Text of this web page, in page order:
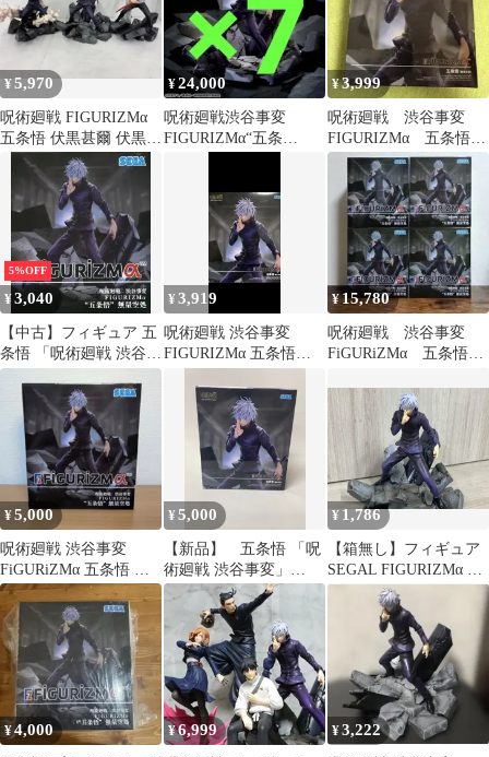
¥5,970
呪術廻戦 FIGURIZMα
五条悟 伏黒甚爾 伏黒恵
3体セット
¥24,000
呪術廻戦渋谷事変
FIGURIZMα“五条
¥3,999
呪術廻戦 渋谷事変
FIGURIZMα 五条悟
無量空処 フィギュア
5%OFF
¥3,040
【中古】フィギュア 五
条悟 「呪術廻戦 渋谷事
変」 FIGURIZMα“五条
悟”無量空処
¥3,919
呪術廻戦 渋谷事変
FIGURIZMα 五条悟
¥15,780
呪術廻戦 渋谷事変
FiGURiZMα 五条悟
¥5,000
呪術廻戦 渋谷事変
FiGURiZMα 五条悟 無
量空処
¥5,000
【新品】 五条悟 「呪
術廻戦 渋谷事変」
FIGURIZMα“五条悟”無
量空処
¥1,786
【箱無し】フィギュア
SEGAL FIGURIZMα 五
条悟 無量空処 (プライ
ズ) 呪術廻戦 渋谷事変
¥4,000 ¥6,999 ¥3,222